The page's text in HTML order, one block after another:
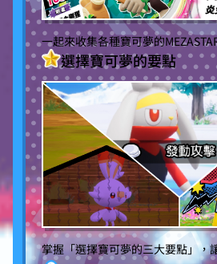
一起來收集各種寶可夢的
選擇寶可夢的要點
掌握「選擇寶可夢的三大要點」，